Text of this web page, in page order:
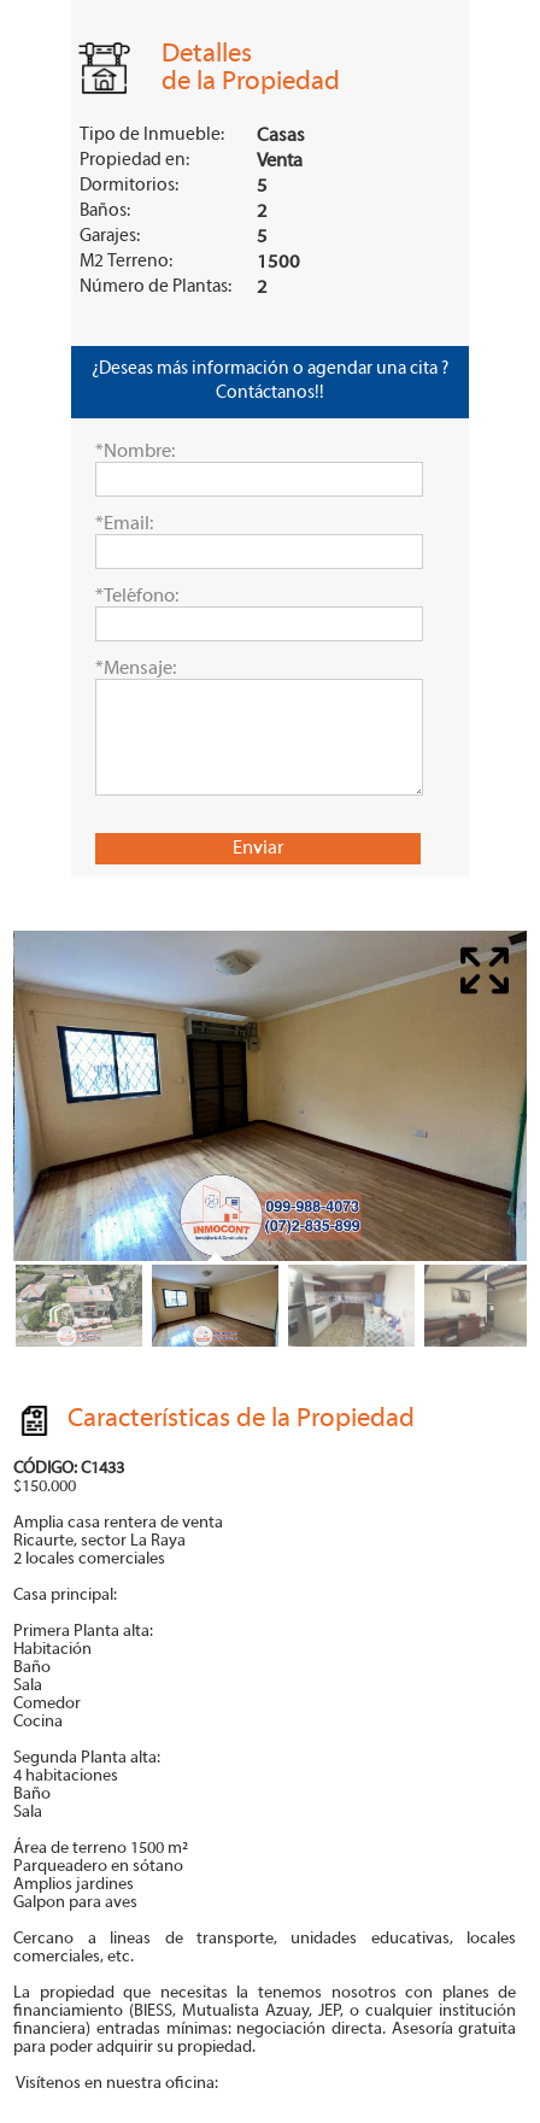
Detalles
de la Propiedad
Tipo de Inmueble: Casas
Propiedad en: Venta
Dormitorios: 5
Baños: 2
Garajes: 5
M2 Terreno: 1500
Número de Plantas: 2
¿Deseas más información o agendar una cita ?
Contáctanos!!
*Nombre:
*Email:
*Teléfono:
*Mensaje:
Características de la Propiedad
CÓDIGO: C1433
$150.000
Amplia casa rentera de venta
Ricaurte, sector La Raya
2 locales comerciales
Casa principal:
Primera Planta alta:
Habitación
Baño
Sala
Comedor
Cocina
Segunda Planta alta:
4 habitaciones
Baño
Sala
Área de terreno 1500 m²
Parqueadero en sótano
Amplios jardines
Galpon para aves
Cercano a lineas de transporte, unidades educativas, locales
comerciales, etc.
La propiedad que necesitas la tenemos nosotros con planes de
financiamiento (BIESS, Mutualista Azuay, JEP, o cualquier institución
financiera) entradas mínimas: negociación directa. Asesoría gratuita
para poder adquirir su propiedad.
Visítenos en nuestra oficina: